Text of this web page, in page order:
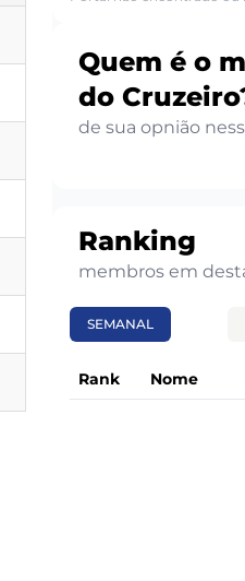
Quem é o
do
de sua opnião
Ranking
membros em
SEMANAL
Rank Nome